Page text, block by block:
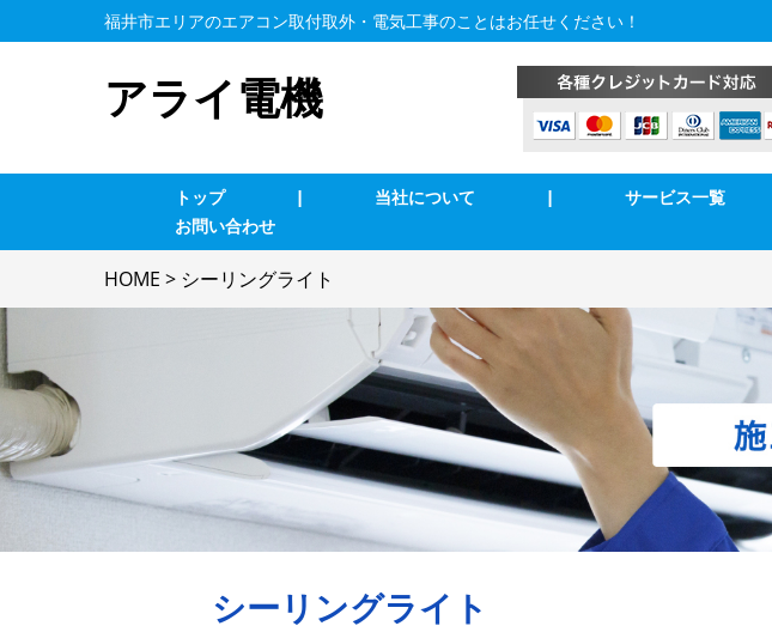
福井市エリアのエアコン取付取外・電気工事のことはお任せください！
アライ電機
トップ | 当社について | サービス一覧
業務用エアコン交換・取付・修理 エアコンクリーニング
インターホン修理・取付
ブレーカー修理・取付
単相３線式切替工事
防犯カメラ
お問い合わせ
HOME > シーリングライト
シーリングライト